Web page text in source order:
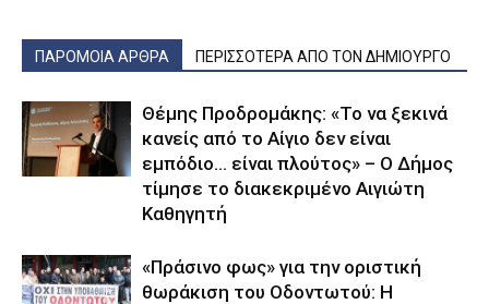
ΠΑΡΟΜΟΙΑ ΑΡΘΡΑ ΠΕΡΙΣΣΟΤΕΡΑ ΑΠΟ ΤΟΝ ΔΗΜΙΟΥΡΓΟ
Θέμης Προδρομάκης: «Το να ξεκινά
κανείς από το Αίγιο δεν είναι
εμπόδιο… είναι πλούτος» – O Δήμος
τίμησε το διακεκριμένο Αιγιώτη
Καθηγητή
«Πράσινο φως» για την οριστική
θωράκιση του Οδοντωτού: Η